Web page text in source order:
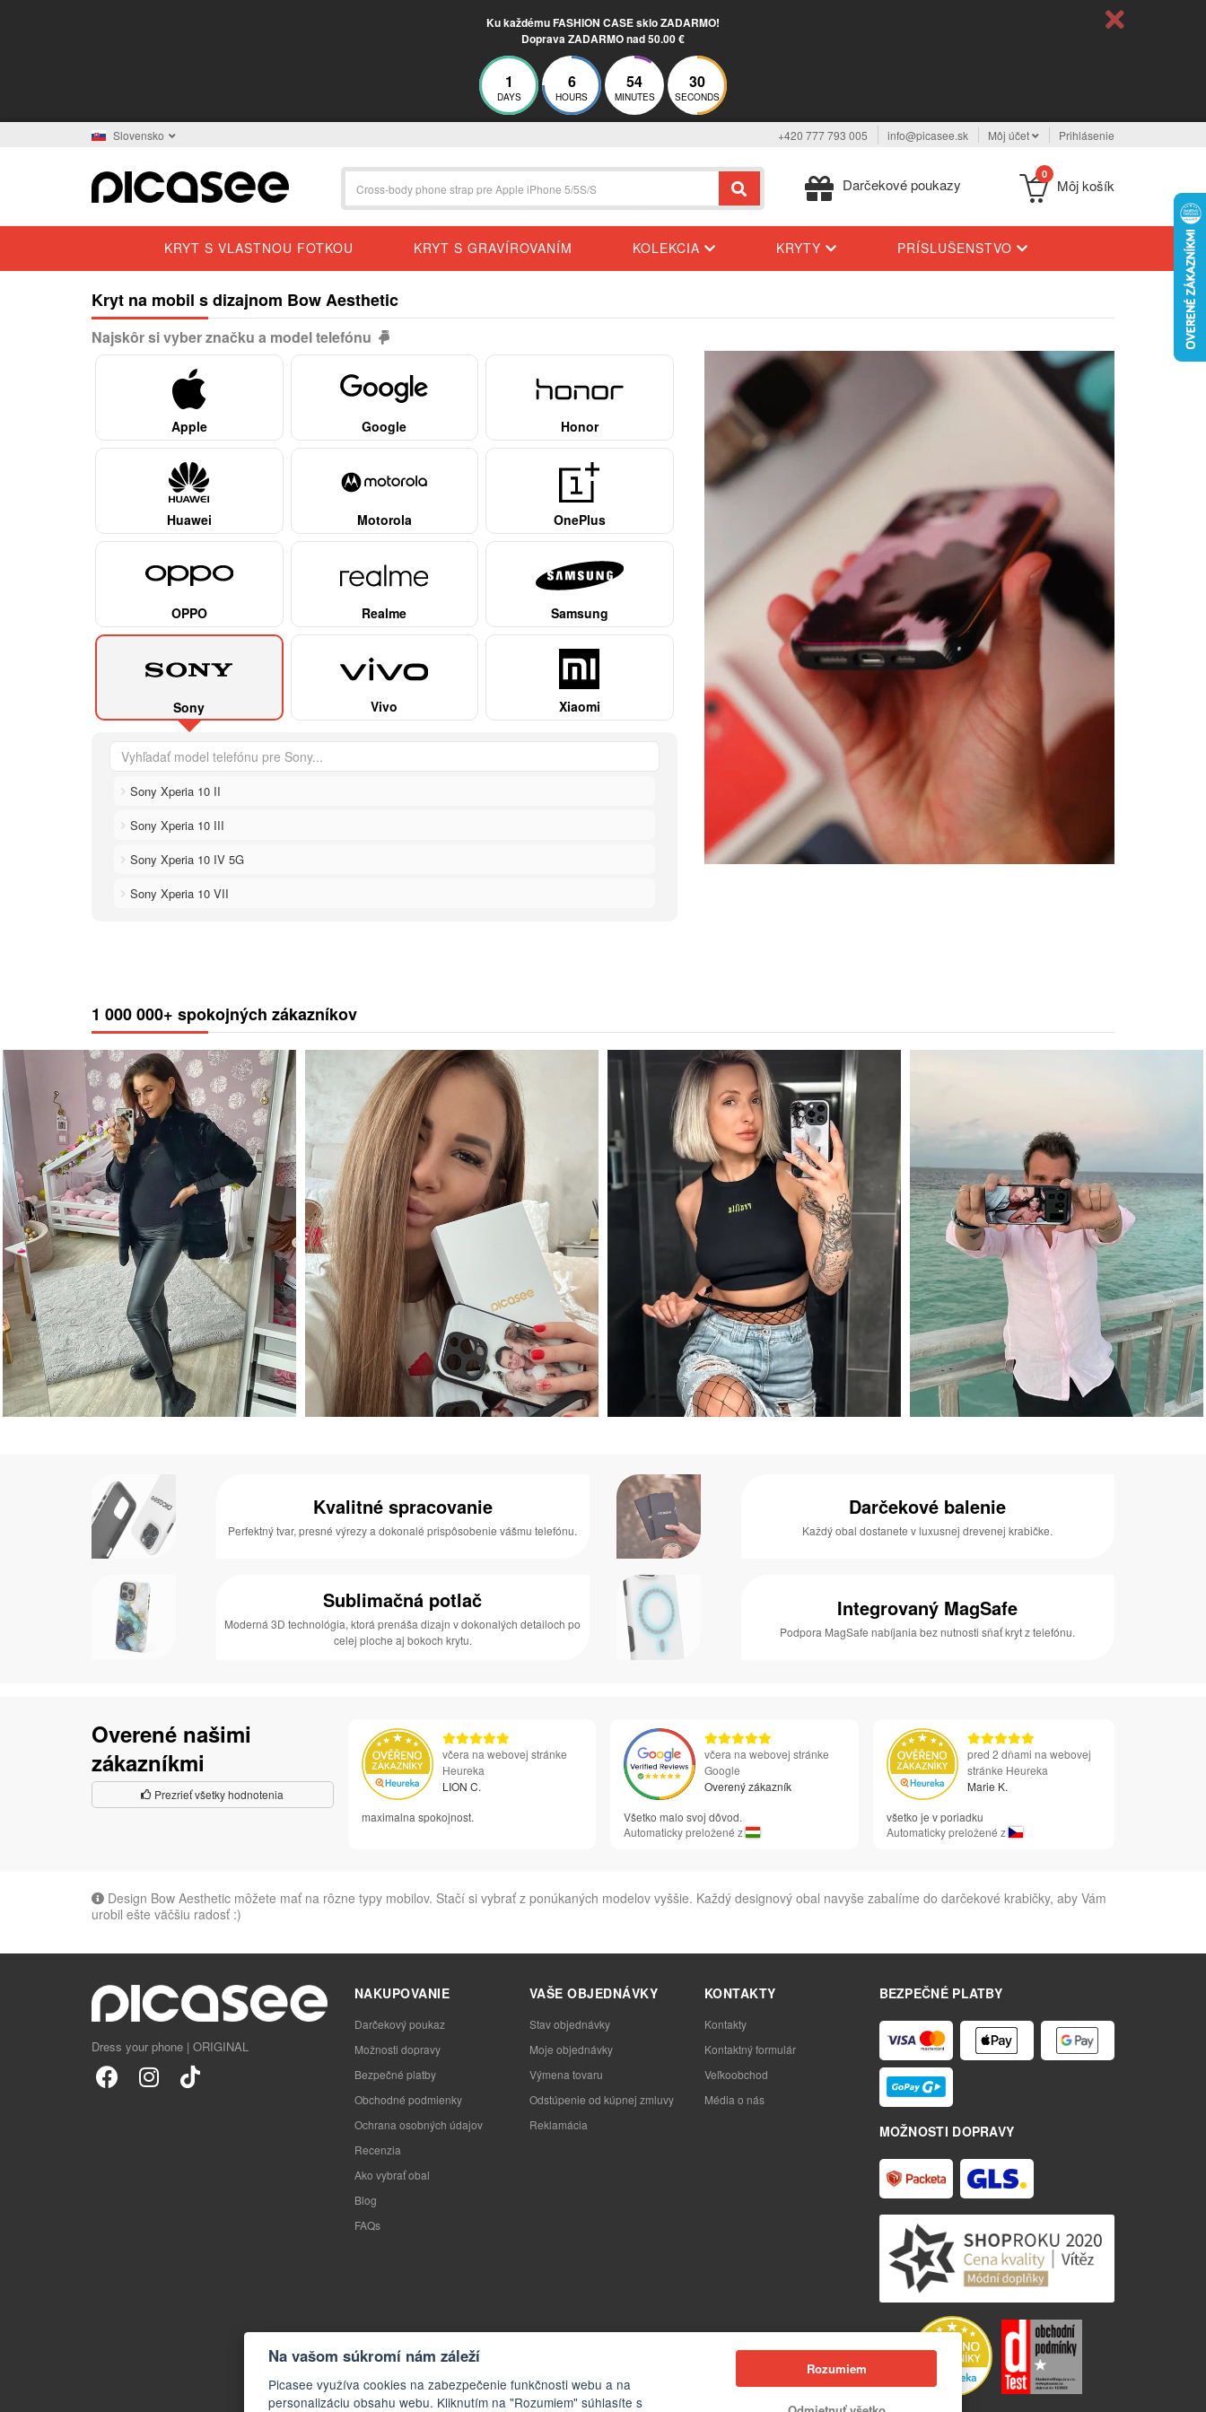
Ku každému FASHION CASE sklo ZADARMO!
Doprava ZADARMO nad 50.00 €
1
DAYS
6
HOURS
54
MINUTES
29
SECONDS
Slovensko +420 777 793 005 info@picasee.sk Môj účet Prihlásenie
Darčekové poukazy
0
Môj košík
KRYT S VLASTNOU FOTKOU KRYT S GRAVÍROVANÍM KOLEKCIA KRYTY PRÍSLUŠENSTVO
Kryt na mobil s dizajnom Bow Aesthetic
Najskôr si vyber značku a model telefónu
Apple Google Honor
Huawei Motorola OnePlus
OPPO Realme Samsung
Sony Vivo Xiaomi
Sony Xperia 10 II
Sony Xperia 10 III
Sony Xperia 10 IV 5G
Sony Xperia 10 VII
1 000 000+ spokojných zákazníkov
Kvalitné spracovanie
Perfektný tvar, presné výrezy a dokonalé prispôsobenie vášmu telefónu.
Darčekové balenie
Každý obal dostanete v luxusnej drevenej krabičke.
Sublimačná potlač
Moderná 3D technológia, ktorá prenáša dizajn v dokonalých detailoch po
celej ploche aj bokoch krytu.
Integrovaný MagSafe
Podpora MagSafe nabíjania bez nutnosti sňať kryt z telefónu.
Overené našimi
zákazníkmi
Prezrieť všetky hodnotenia
včera na webovej stránke
Heureka
LION C.
maximalna spokojnost.
včera na webovej stránke
Google
Overený zákazník
Všetko malo svoj dôvod.
Automaticky preložené z
pred 2 dňami na webovej
stránke Heureka
Marie K.
všetko je v poriadku
Automaticky preložené z
Design Bow Aesthetic môžete mať na rôzne typy mobilov. Stačí si vybrať z ponúkaných modelov vyššie. Každý designový obal navyše zabalíme do darčekové krabičky, aby Vám
urobil ešte väčšiu radosť :)
Dress your phone | ORIGINAL
BEZPEČNÉ PLATBY
MOŽNOSTI DOPRAVY
NAKUPOVANIE
Darčekový poukaz
Možnosti dopravy
Bezpečné platby
Obchodné podmienky
Ochrana osobných údajov
Recenzia
Ako vybrať obal
Blog
FAQs
VAŠE OBJEDNÁVKY
Stav objednávky
Moje objednávky
Výmena tovaru
Odstúpenie od kúpnej zmluvy
Reklamácia
KONTAKTY
Kontakty
Kontaktný formulár
Veľkoobchod
Média o nás
Na vašom súkromí nám záleží
Picasee využíva cookies na zabezpečenie funkčnosti webu a na
personalizáciu obsahu webu. Kliknutím na "Rozumiem" súhlasíte s
Rozumiem